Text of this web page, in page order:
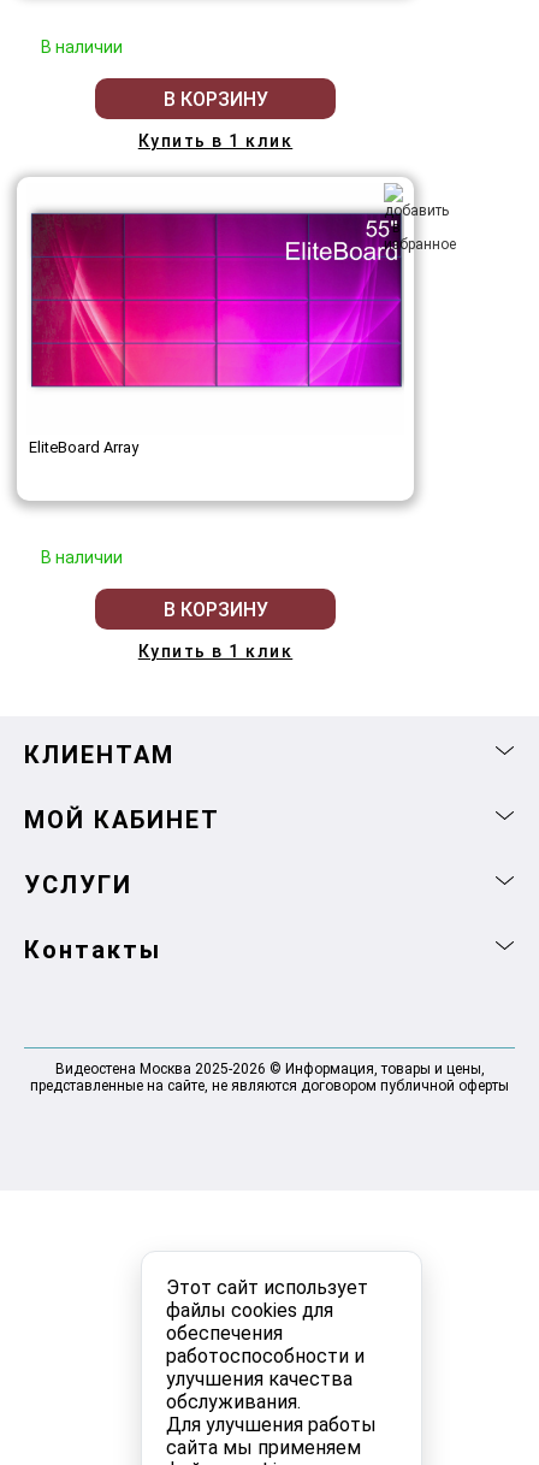
Этот сайт использует
файлы cookies для
обеспечения
работоспособности и
улучшения качества
обслуживания.
Для улучшения работы
сайта мы применяем
В наличии
В КОРЗИНУ
Купить в 1 клик
EliteBoard Array
В наличии
В КОРЗИНУ
Купить в 1 клик
КЛИЕНТАМ
МОЙ КАБИНЕТ
УСЛУГИ
Контакты
Видеостена Москва 2025-2026 © Информация, товары и цены,
представленные на сайте, не являются договором публичной оферты